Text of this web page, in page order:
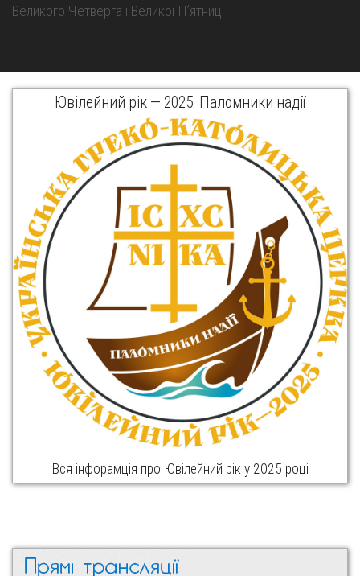
Великого Четверга і Великої Пʼятниці
Ювілейний рік — 2025. Паломники надії
Вся інфорамція про Ювілейний рік у 2025 році